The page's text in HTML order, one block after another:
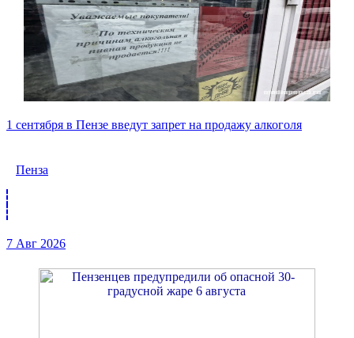
1 сентября в Пензе введут запрет на продажу алкоголя
Пенза
7 Авг 2026